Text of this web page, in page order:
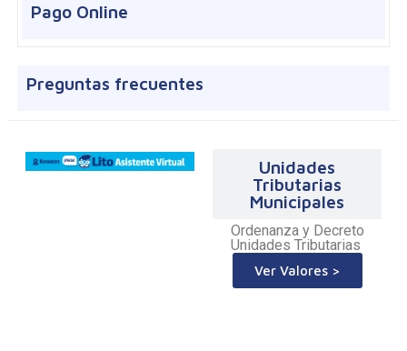
Pago Online
Preguntas frecuentes
Unidades
Tributarias
Municipales
Ordenanza y Decreto
Unidades Tributarias
Ver Valores >